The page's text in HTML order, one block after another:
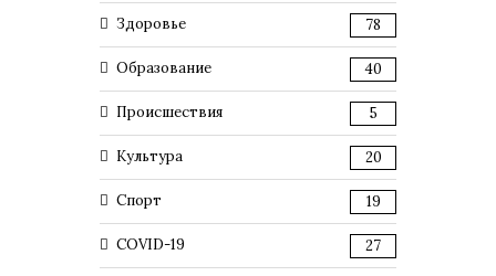
Здоровье 78
Образование 40
Происшествия 5
Культура 20
Спорт 19
COVID-19 27